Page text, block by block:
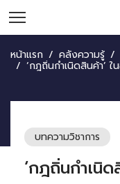
หน้าแรก คลังความรู้
‘กฎถิ่นกำเนิดสินค้า’ ใ
บทความวิชาการ
‘กฎถิ่นกำเนิด